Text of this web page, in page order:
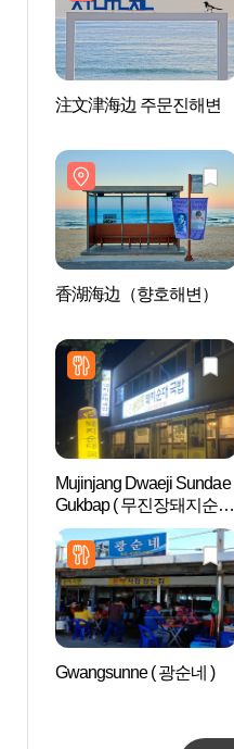
注文津海边 주문진해변
香湖海边（향호해변）
Mujinjang Dwaeji Sundae
Gukbap ( 무진장돼지순대
국밥 )
Gwangsunne ( 광순네 )